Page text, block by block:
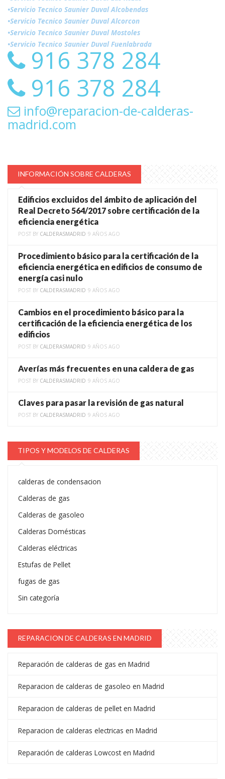
•Servicio Tecnico Saunier Duval Alcobendas
•Servicio Tecnico Saunier Duval Alcorcon
•Servicio Tecnico Saunier Duval Mostoles
•Servicio Tecnico Saunier Duval Fuenlabrada
916 378 284
916 378 284
info@reparacion-de-calderas-
madrid.com
INFORMACIÓN SOBRE CALDERAS
Edificios excluidos del ámbito de aplicación del
Real Decreto 564/2017 sobre certificación de la
eficiencia energética
POST BY CALDERASMADRID 9 AÑOS AGO
Procedimiento básico para la certificación de la
eficiencia energética en edificios de consumo de
energía casi nulo
POST BY CALDERASMADRID 9 AÑOS AGO
Cambios en el procedimiento básico para la
certificación de la eficiencia energética de los
edificios
POST BY CALDERASMADRID 9 AÑOS AGO
Averías más frecuentes en una caldera de gas
POST BY CALDERASMADRID 9 AÑOS AGO
Claves para pasar la revisión de gas natural
POST BY CALDERASMADRID 9 AÑOS AGO
TIPOS Y MODELOS DE CALDERAS
calderas de condensacion
Calderas de gas
Calderas de gasoleo
Calderas Domésticas
Calderas eléctricas
Estufas de Pellet
fugas de gas
Sin categoría
REPARACION DE CALDERAS EN MADRID
Reparación de calderas de gas en Madrid
Reparacion de calderas de gasoleo en Madrid
Reparacion de calderas de pellet en Madrid
Reparacion de calderas electricas en Madrid
Reparación de calderas Lowcost en Madrid